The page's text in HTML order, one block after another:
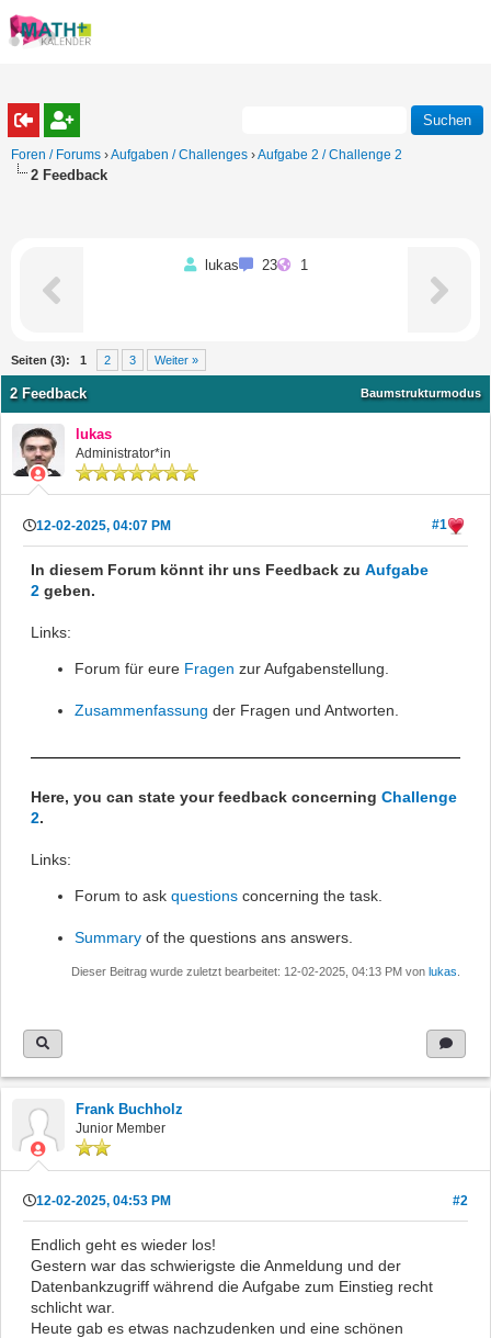
Foren / Forums ›Aufgaben / Challenges ›Aufgabe 2 / Challenge 2
2 Feedback
lukas 23 1
Seiten (3): 1 2 3 Weiter »
Baumstrukturmodus
2 Feedback
lukas
Administrator*in
12-02-2025, 04:07 PM #1
In diesem Forum könnt ihr uns Feedback zu Aufgabe
2 geben.
Links:
Forum für eure Fragen zur Aufgabenstellung.
Zusammenfassung der Fragen und Antworten.
Here, you can state your feedback concerning Challenge
2.
Links:
Forum to ask questions concerning the task.
Summary of the questions ans answers.
Dieser Beitrag wurde zuletzt bearbeitet: 12-02-2025, 04:13 PM von lukas
Frank Buchholz
Junior Member
12-02-2025, 04:53 PM #2
Endlich geht es wieder los!
Gestern war das schwierigste die Anmeldung und der
Datenbankzugriff während die Aufgabe zum Einstieg recht
schlicht war.
Heute gab es etwas nachzudenken und eine schönen